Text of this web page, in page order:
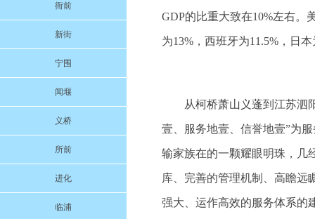
衙前
新街
宁围
闻堰
义桥
所前
进化
临浦
GDP的比重大致在10%左右。
为13%，西班牙为11.5%，日本
从柯桥萧山义蓬到江苏泗
壹、服务地壹、信誉地壹”为
输家族在的一颗耀眼明珠，几
库、完善的管理机制、高瞻远
强大、运作高效的服务体系的